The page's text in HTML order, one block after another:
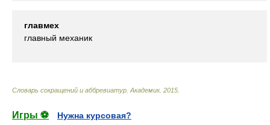
главмех
главный механик
Словарь сокращений и аббревиатур Академик. 2015
Игры ⚽
Нужна курсовая?